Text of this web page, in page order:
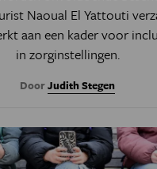
Naoual El Yattouti
aan een kader voor
in zorginstellingen.
DoorJudith Stegen